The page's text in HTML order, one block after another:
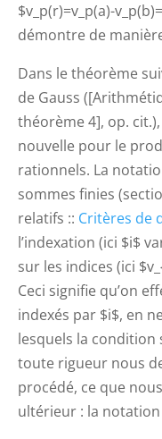
$v_p(r)=v_p(a)-
démontre de
Dans le théorème
de Gauss
théorème 4], op.
nouvelle pour le
rationnels. La
sommes finies
relatifs :: Critères de
l’indexation (ici $i$
sur les indices (ici
Ceci signifie qu’on
indexés par $i$, en
lesquels la condition
toute rigueur nous
procédé, ce que
ultérieur : la